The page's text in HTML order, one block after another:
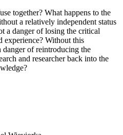
together? What happens to the
a relatively independent status
a danger of losing the critical
experience? Without this
of reintroducing the
and researcher back into the